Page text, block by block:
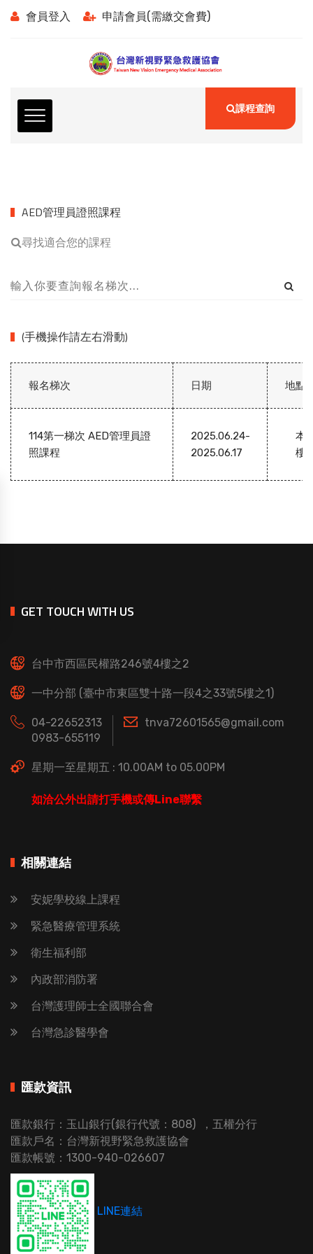
會員登入 申請會員(需繳交會費)
課程查詢
AED管理員證照課程
尋找適合您的課程
(手機操作請左右滑動)
報名梯次 日期 地點
114第一梯次 AED管理員證
照課程
2025.06.24-
2025.06.17
本
樓
GET TOUCH WITH US
台中市西區民權路246號4樓之2
一中分部 (臺中市東區雙十路一段4之33號5樓之1)
04-22652313
0983-655119
tnva72601565@gmail.com
星期一至星期五 : 10.00AM to 05.00PM
如洽公外出請打手機或傳Line聯繫
相關連結
安妮學校線上課程
緊急醫療管理系統
衛生福利部
內政部消防署
台灣護理師士全國聯合會
台灣急診醫學會
匯款資訊
匯款銀行：玉山銀行(銀行代號：808) ，五權分行
匯款戶名：台灣新視野緊急救護協會
匯款帳號：1300-940-026607
LINE連結